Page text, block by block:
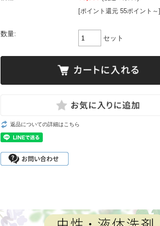
[ポイント還元 55ポイント～]
数量:
セット
返品についての詳細はこちら